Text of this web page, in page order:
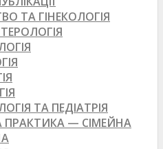
ТА ГІНЕКОЛОГІЯ
ТА ПЕДІАТРІЯ
ПРАКТИКА — СІМЕЙНА